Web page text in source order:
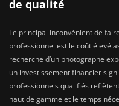
de qualité
Le principal inconvénient de
professionnel est le coût élevé
recherche d’un photographe
un investissement financier
professionnels qualifiés
haut de gamme et le temps